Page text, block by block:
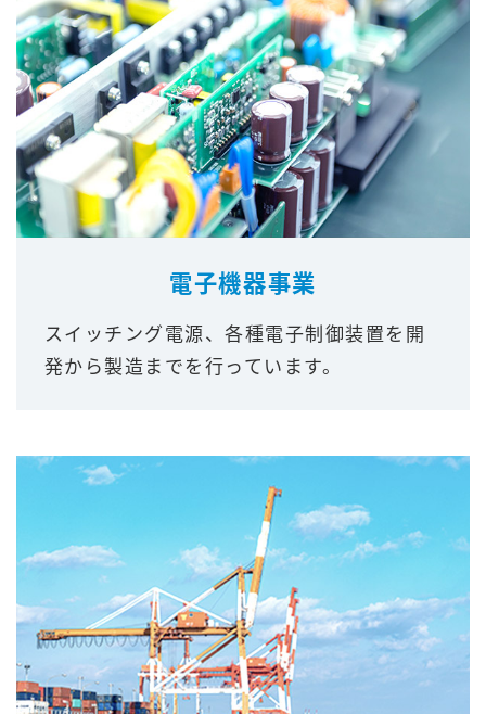
電子機器事業
スイッチング電源、各種電子制御装置を開
発から製造までを行っています。